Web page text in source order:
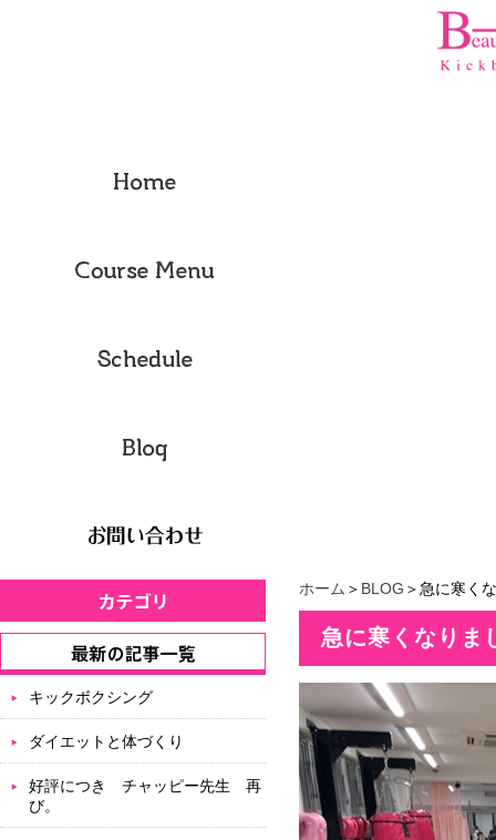
ホーム ＞ BLOG ＞急に寒く
急に寒くなりま
キックボクシング
ダイエットと体づくり
好評につき チャッピー先生 再
び。